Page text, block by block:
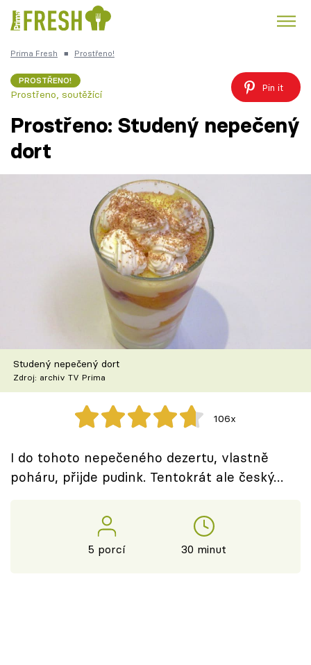
Česká kuchyně
Recepty z TV
Speciál: Cuketa
Těhotnej kuchař
Sledujte prima+
Prima Fresh ■ Prostřeno!
PROSTŘENO!
Prostřeno, soutěžící
Pin it
Prostřeno: Studený nepečený
dort
Studený nepečený dort
Zdroj: archiv TV Prima
106x
I do tohoto nepečeného dezertu, vlastně
poháru, přijde pudink. Tentokrát ale český…
5 porcí 30 minut